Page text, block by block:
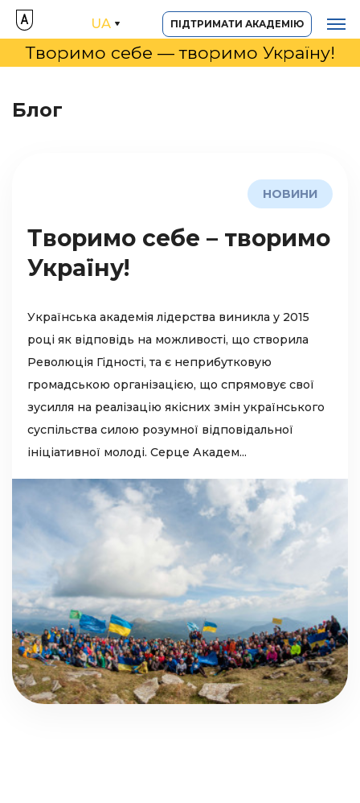
UA ПІДТРИМАТИ АКАДЕМІЮ
Творимо себе — творимо Україну!
Блог
НОВИНИ
Творимо себе – творимо
Україну!
Українська академія лідерства виникла у 2015
році як відповідь на можливості, що створила
Революція Гідності, та є неприбутковую
громадською організацією, що спрямовує свої
зусилля на реалізацію якісних змін українського
суспільства силою розумної відповідальної
ініціативної молоді. Серце Академ...